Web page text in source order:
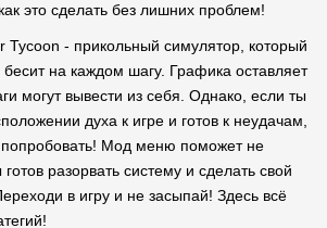
это сделать без лишних проблем!
Tycoon - прикольный симулятор, который
бесит на каждом шагу. Графика оставляет
могут вывести из себя. Однако, если ты
духа к игре и готов к неудачам,
Мод меню поможет не
разорвать систему и сделать свой
в игру и не засыпай! Здесь всё